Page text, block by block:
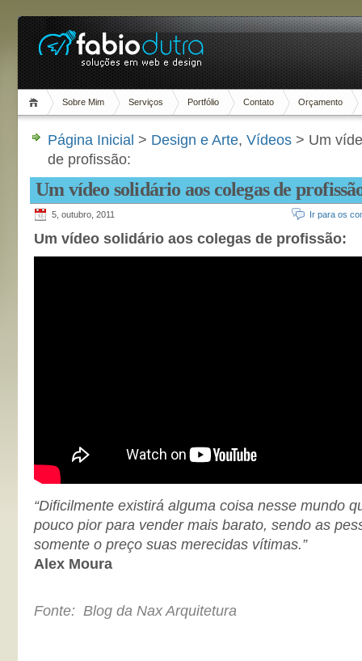
Sobre Mim Serviços Portfólio Contato Orçamento
Página Inicial > Design e Arte, Vídeos > Um
de profissão:
Um vídeo solidário aos colegas de
5, outubro, 2011 Ir para os
Um vídeo solidário aos colegas de profissão:
“Dificilmente existirá alguma coisa nesse mundo
pouco pior para vender mais barato, sendo as
somente o preço suas merecidas vítimas.”
Alex Moura
Fonte: Blog da Nax Arquitetura